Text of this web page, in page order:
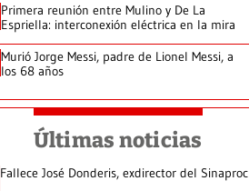
Primera reunión entre Mulino y De La
Espriella: interconexión eléctrica en la mira
Murió Jorge Messi, padre de Lionel Messi, a
los 68 años
Últimas noticias
Fallece José Donderis, exdirector del Sinaproc